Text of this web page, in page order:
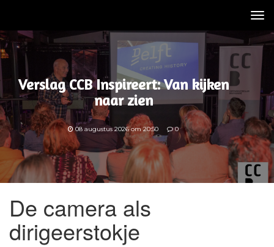
Verslag CCB Inspireert: Van kijken
naar zien
08 augustus 2026 om 20:50 0
De camera als
dirigeerstokje